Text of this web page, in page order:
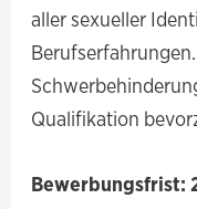
aller sexueller
Qualifikation
Bewerbungsfrist: